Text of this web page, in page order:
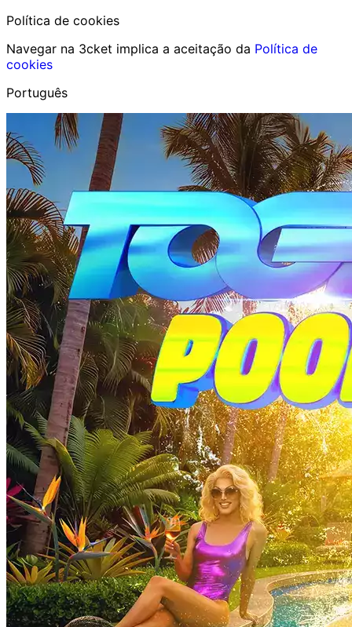
Política de cookies
Navegar na 3cket implica a aceitação da Política de
cookies
Português